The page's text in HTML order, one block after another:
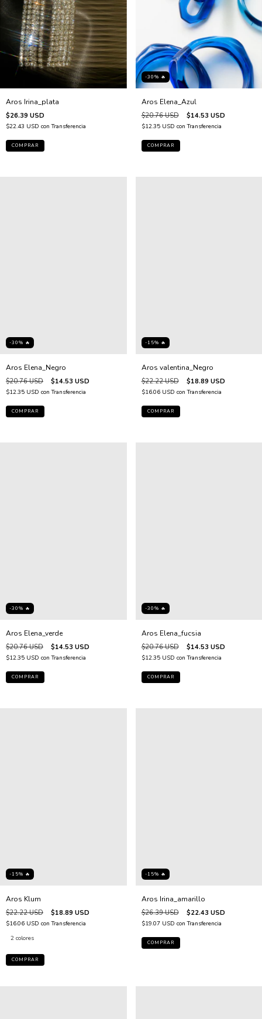
Aros Irina_plata
$26.39 USD
$22.43 USD con Transferencia
-30% 🔥
Aros Elena_Azul
$20.76 USD $14.53 USD
$12.35 USD con Transferencia
-30% 🔥
Aros Elena_Negro
$20.76 USD $14.53 USD
$12.35 USD con Transferencia
-15% 🔥
Aros valentina_Negro
$22.22 USD $18.89 USD
$16.06 USD con Transferencia
-30% 🔥
Aros Elena_verde
$20.76 USD $14.53 USD
$12.35 USD con Transferencia
-30% 🔥
Aros Elena_fucsia
$20.76 USD $14.53 USD
$12.35 USD con Transferencia
-15% 🔥
Aros Klum
$22.22 USD $18.89 USD
$16.06 USD con Transferencia
2 colores
COMPRAR
-15% 🔥
Aros Irina_amarillo
$26.39 USD $22.43 USD
$19.07 USD con Transferencia